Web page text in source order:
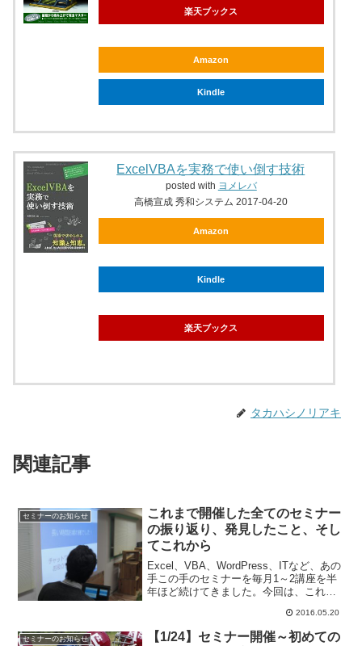
楽天ブックス
Amazon
Kindle
ExcelVBAを実務で使い倒す技術
posted with ヨメレバ
高橋宣成 秀和システム 2017-04-20
Amazon
Kindle
楽天ブックス
タカハシノリアキ
関連記事
セミナーのお知らせ
これまで開催した全てのセミナー
の振り返り、発見したこと、そし
てこれから
Excel、VBA、WordPress、ITなど、あの
手この手のセミナーを毎月1～2講座を半
年ほど続けてきました。今回は、これま
発見したことについてまとめました。
2016.05.20
セミナーのお知らせ
【1/24】セミナー開催～初めての